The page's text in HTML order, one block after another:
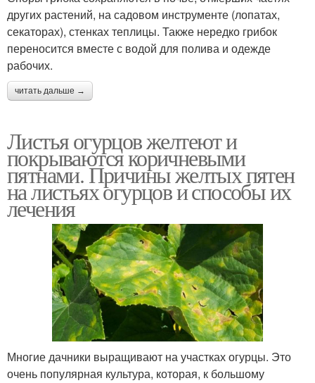
других растений, на садовом инструменте (лопатах,
секаторах), стенках теплицы. Также нередко грибок
переносится вместе с водой для полива и одежде
рабочих.
читать дальше →
Листья огурцов желтеют и
покрываются коричневыми
пятнами. Причины желтых пятен
на листьях огурцов и способы их
лечения
Многие дачники выращивают на участках огурцы. Это
очень популярная культура, которая, к большому